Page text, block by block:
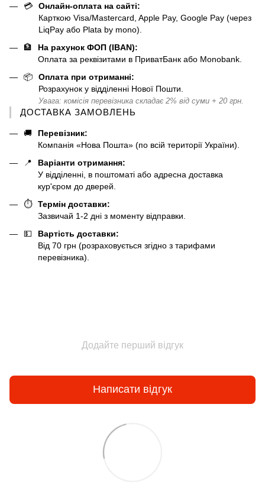
💳
Онлайн-оплата на сайті:
Карткою Visa/Mastercard, Apple Pay, Google Pay (через
LiqPay або Plata by mono).
🏦
На рахунок ФОП (IBAN):
Оплата за реквізитами в ПриватБанк або Monobank.
📦
Оплата при отриманні:
Розрахунок у відділенні Нової Пошти.
Увага: комісія перевізника складає 2% від суми + 20 грн.
ДОСТАВКА ЗАМОВЛЕНЬ
🚚
Перевізник:
Компанія «Нова Пошта» (по всій території України).
📍
Варіанти отримання:
У відділенні, в поштоматі або адресна доставка
кур'єром до дверей.
⏱️
Термін доставки:
Зазвичай 1-2 дні з моменту відправки.
💵
Вартість доставки:
Від 70 грн (розраховується згідно з тарифами
перевізника).
Додайте перший відгук
Написати відгук